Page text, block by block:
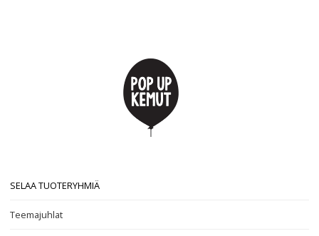
SELAA TUOTERYHMIÄ
Teemajuhlat